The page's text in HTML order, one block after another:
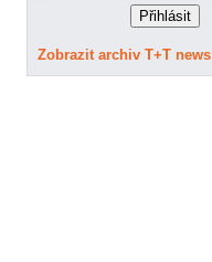
Zobrazit archiv T+T news